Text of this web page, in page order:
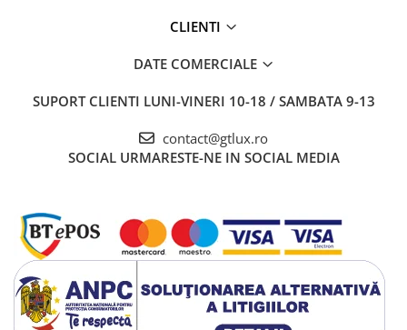
CLIENTI
DATE COMERCIALE
SUPORT CLIENTI LUNI-VINERI 10-18 / SAMBATA 9-13
contact@gtlux.ro
SOCIAL URMARESTE-NE IN SOCIAL MEDIA